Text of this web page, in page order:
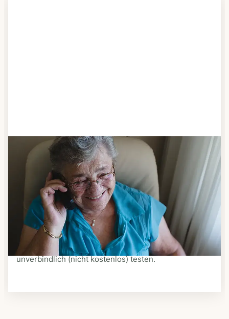
Schritt 3
Bestellen & liefern lassen
Suchen Sie sich aus dem Speiseplan Ihres Anbieters
aus, was Ihnen schmeckt. Bestellen Sie telefonisch,
schriftlich oder im Online-Shop Ihres Anbieters.
Ein Kurier liefert Ihnen das bestellte Essen zum
vereinbarten Zeitpunkt nach Hause. Bei vielen
Anbietern können Sie Essen auf Rädern auch
unverbindlich (nicht kostenlos) testen.